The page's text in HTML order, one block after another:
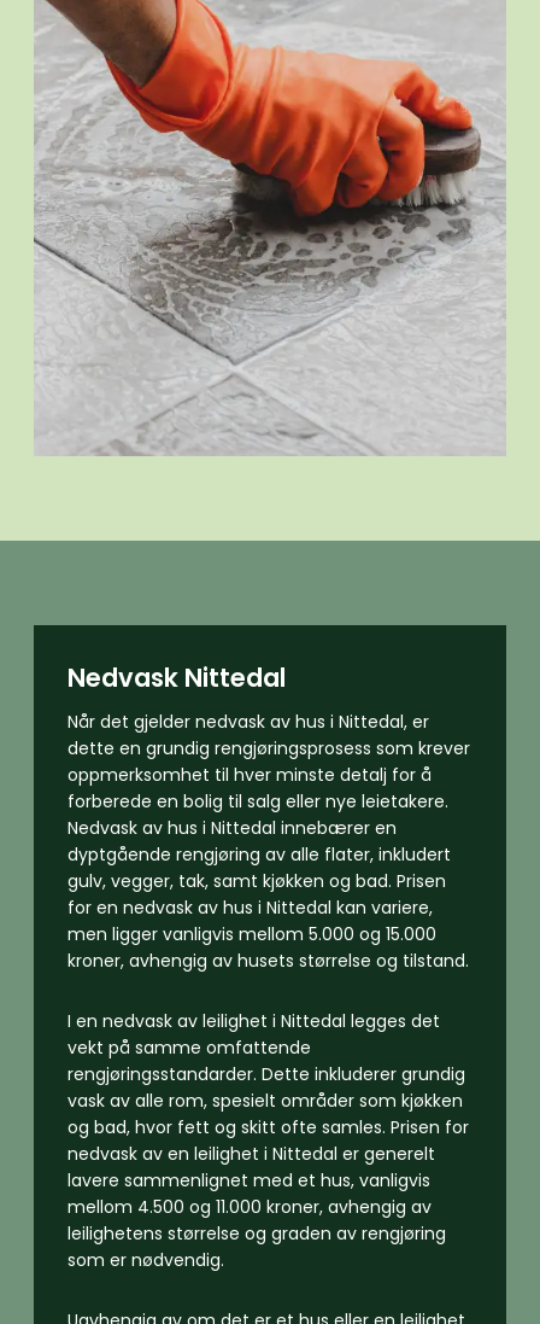
Nedvask Nittedal
Når det gjelder nedvask av hus i Nittedal, er
dette en grundig rengjøringsprosess som krever
oppmerksomhet til hver minste detalj for å
forberede en bolig til salg eller nye leietakere.
Nedvask av hus i Nittedal innebærer en
dyptgående rengjøring av alle flater, inkludert
gulv, vegger, tak, samt kjøkken og bad. Prisen
for en nedvask av hus i Nittedal kan variere,
men ligger vanligvis mellom 5.000 og 15.000
kroner, avhengig av husets størrelse og tilstand.
I en nedvask av leilighet i Nittedal legges det
vekt på samme omfattende
rengjøringsstandarder. Dette inkluderer grundig
vask av alle rom, spesielt områder som kjøkken
og bad, hvor fett og skitt ofte samles. Prisen for
nedvask av en leilighet i Nittedal er generelt
lavere sammenlignet med et hus, vanligvis
mellom 4.500 og 11.000 kroner, avhengig av
leilighetens størrelse og graden av rengjøring
som er nødvendig.